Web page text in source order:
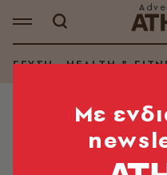
ΓΕΥΣΗ HEALTH &
Γλυκός πουρές
Mε